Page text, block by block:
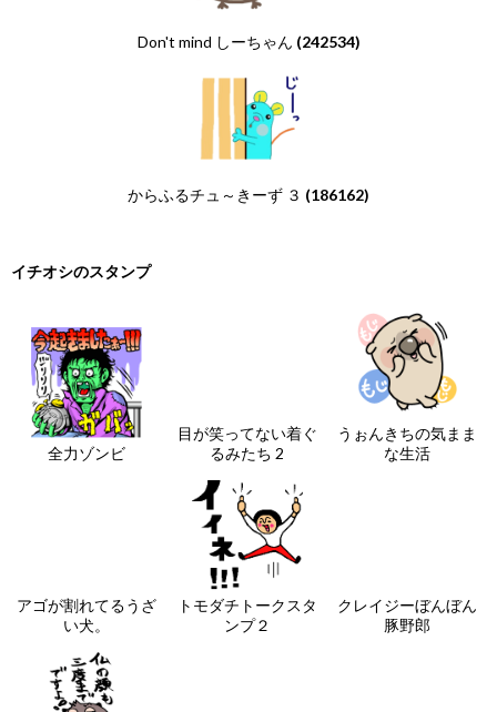
Don't mind しーちゃん (242534)
からふるチュ～きーず ３ (186162)
イチオシのスタンプ
全力ゾンビ
目が笑ってない着ぐ
るみたち 2
うぉんきちの気まま
な生活
アゴが割れてるうざ
い犬。
トモダチトークスタ
ンプ２
クレイジーぼんぼん
豚野郎